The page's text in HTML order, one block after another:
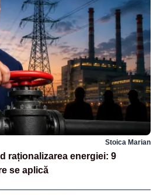
Stoica Marian
raționalizarea energiei: 9
se aplică